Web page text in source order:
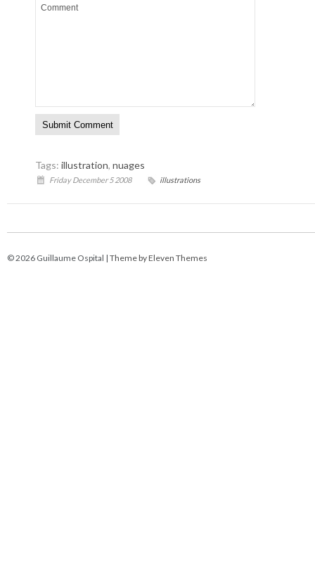
Tags: illustration, nuages
Friday December 5 2008 illustrations
© 2026 Guillaume Ospital | Theme by Eleven Themes